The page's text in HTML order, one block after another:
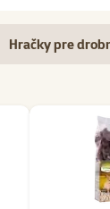
Hračky pre